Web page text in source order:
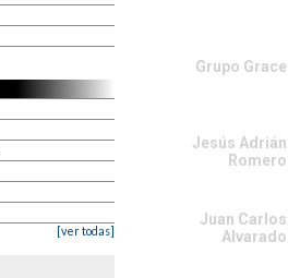
[ver todas]
Grupo Grace
Jesús Adrián
Romero
Juan Carlos
Alvarado